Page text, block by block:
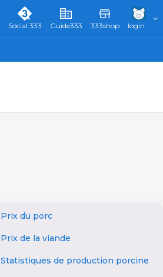
Social 333 Guide333 333shop login
Prix du porc
Prix de la viande
Statistiques de production porcine